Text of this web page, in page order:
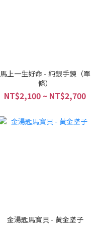
馬上一生好命 - 純銀手鍊（單
條）
NT$2,100 ~ NT$2,700
金湯匙馬寶貝 - 黃金墜子